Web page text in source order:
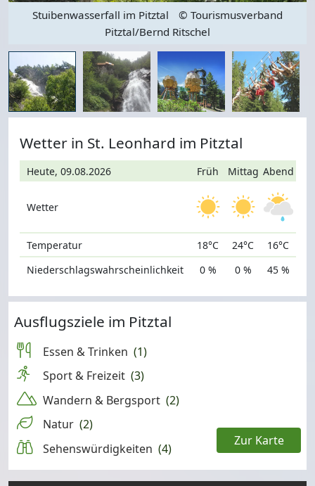
Stuibenwasserfall im Pitztal
© Tourismusverband
Pitztal/Bernd Ritschel
Wetter in St. Leonhard im Pitztal
Heute, 09.08.2026
Wetter
Temperatur
Niederschlagswahrscheinlichkeit
Früh
18°C
0 %
Mittag
24°C
0 %
Abend
16°C
45 %
Ausflugsziele im Pitztal
Essen & Trinken (1)
Sport & Freizeit (3)
Wandern & Bergsport (2)
Natur (2)
Sehenswürdigkeiten (4)
Zur Karte